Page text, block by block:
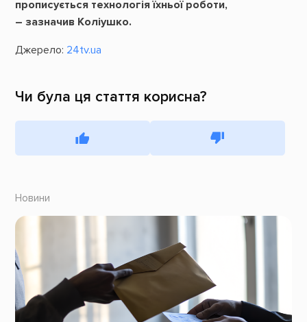
прописується технологія їхньої роботи,
– зазначив Коліушко.
Джерело: 24tv.ua
Чи була ця стаття корисна?
Новини